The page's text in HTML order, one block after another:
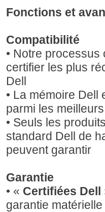
Fonctions et
Compatibilité
• Notre
certifier les plus
Dell
• La mémoire
parmi les
• Seuls les
standard Dell de
peuvent garantir
Garantie
• « Certifiées Dell
garantie